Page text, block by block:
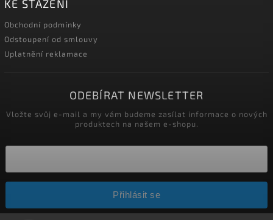
KE STAŽENÍ
Obchodní podmínky
Odstoupení od smlouvy
Uplatnění reklamace
ODEBÍRAT NEWSLETTER
Vložte svůj e-mail a my vám budeme zasílat informace o nových
produktech na našem e-shopu.
Přihlásit se